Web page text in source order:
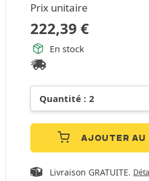
Prix unitaire
222,39 €
En stock
AJOUTER AU
Livraison GRATUITE.